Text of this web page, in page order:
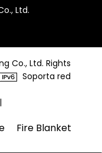
Ltd.
Co., Ltd. Rights
Soporta red
|
Fire Blanket